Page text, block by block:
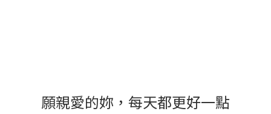
願親愛的妳，每天都更好一點